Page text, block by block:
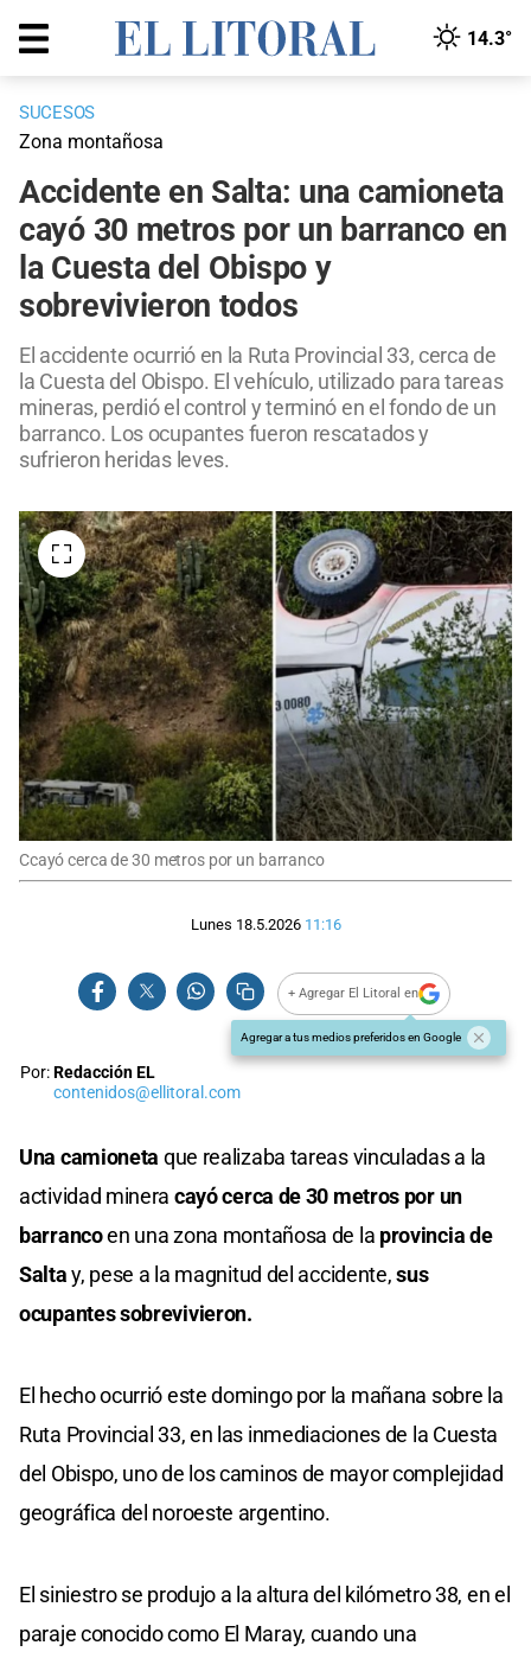
14.3°
SUCESOS
Zona montañosa
Accidente en Salta: una camioneta
cayó 30 metros por un barranco en
la Cuesta del Obispo y
sobrevivieron todos
El accidente ocurrió en la Ruta Provincial 33, cerca de
la Cuesta del Obispo. El vehículo, utilizado para tareas
mineras, perdió el control y terminó en el fondo de un
barranco. Los ocupantes fueron rescatados y
sufrieron heridas leves.
Ccayó cerca de 30 metros por un barranco
Lunes 18.5.2026 11:16
+ Agregar El Litoral en
Agregar a tus medios preferidos en Google
Por:Redacción EL
contenidos@ellitoral.com
Una camioneta que realizaba tareas vinculadas a la
actividad minera cayó cerca de 30 metros por un
barrancoen una zona montañosa de la provincia de
Saltay, pese a la magnitud del accidente,sus
ocupantes sobrevivieron.
El hecho ocurrió este domingo por la mañana sobre la
Ruta Provincial 33, en las inmediaciones de la Cuesta
del Obispo, uno de los caminos de mayor complejidad
geográfica del noroeste argentino.
El siniestro se produjo a la altura del kilómetro 38, en el
paraje conocido como El Maray, cuando una